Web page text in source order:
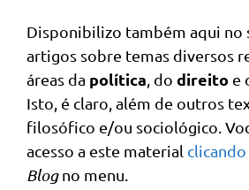
Disponibilizo também aqui no
artigos sobre temas diversos
áreas da política , do direito e
Isto, é claro, além de outros
filosófico e/ou sociológico.
acesso a este material
Blogno menu.